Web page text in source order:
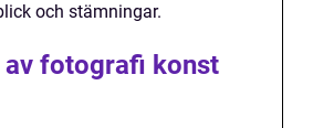
och stämningar.
fotografi konst